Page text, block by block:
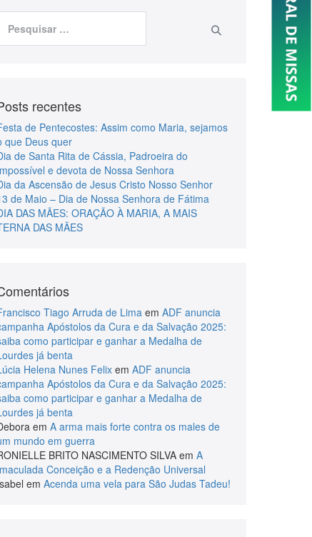
recentes
de Pentecostes: Assim como Maria, sejamos
que Deus quer
de Santa Rita de Cássia, Padroeira do
e devota de Nossa Senhora
da Ascensão de Jesus Cristo Nosso Senhor
de Maio – Dia de Nossa Senhora de Fátima
DAS MÃES: ORAÇÃO À MARIA, A MAIS
DAS MÃES
Tiago Arruda de Limaem ADF anuncia
Apóstolos da Cura e da Salvação 2025:
como participar e ganhar a Medalha de
já benta
Helena Nunes Felixem ADF anuncia
Apóstolos da Cura e da Salvação 2025:
como participar e ganhar a Medalha de
já benta
em A arma mais forte contra os males de
mundo em guerra
BRITO NASCIMENTO SILVAem A
Conceição e a Redenção Universal
em Acenda uma vela para São Judas Tadeu!